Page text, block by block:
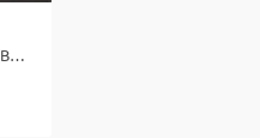
Saint-Gilles - Bruxelles-Capitale (BRU)